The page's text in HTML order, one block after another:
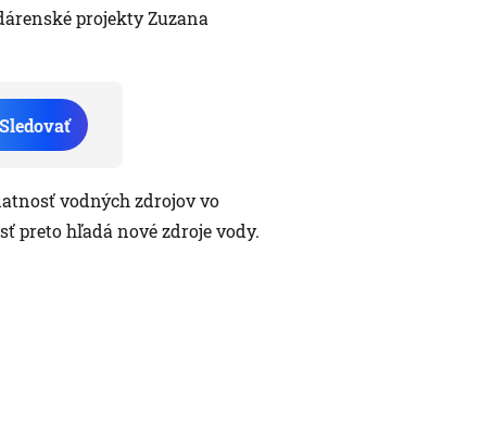
projekty Zuzana
Sledovať
vodných zdrojov vo
preto hľadá nové zdroje vody.